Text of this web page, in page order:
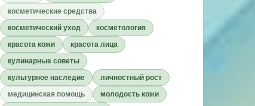
косметические средства
косметический уход
косметология
красота кожи
красота лица
кулинарные советы
культурное наследие
личностный рост
медицинская помощь
молодость кожи